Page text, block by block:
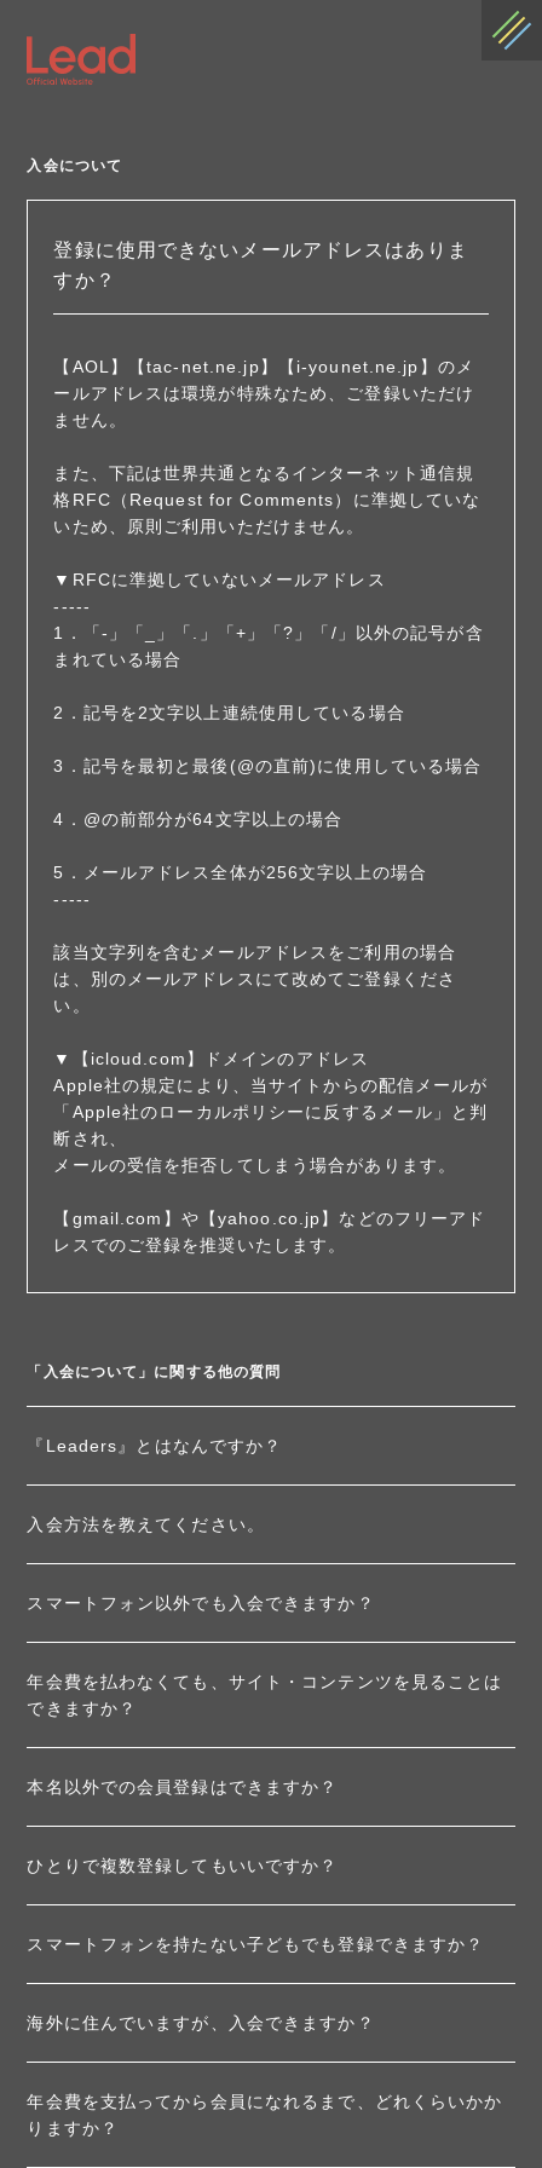
入会について
登録に使用できないメールアドレスはありま
すか？
【AOL】【tac-net.ne.jp】【i-younet.ne.jp】のメ
ールアドレスは環境が特殊なため、ご登録いただけ
ません。
また、下記は世界共通となるインターネット通信規
格RFC（Request for Comments）に準拠していな
いため、原則ご利用いただけません。
▼RFCに準拠していないメールアドレス
-----
1．「-」「_」「.」「+」「?」「/」以外の記号が含
まれている場合
2．記号を2文字以上連続使用している場合
3．記号を最初と最後(@の直前)に使用している場合
4．@の前部分が64文字以上の場合
5．メールアドレス全体が256文字以上の場合
-----
該当文字列を含むメールアドレスをご利用の場合
は、別のメールアドレスにて改めてご登録くださ
い。
▼【icloud.com】ドメインのアドレス
Apple社の規定により、当サイトからの配信メールが
「Apple社のローカルポリシーに反するメール」と判
断され、
メールの受信を拒否してしまう場合があります。
【gmail.com】や【yahoo.co.jp】などのフリーアド
レスでのご登録を推奨いたします。
「入会について」に関する他の質問
『Leaders』とはなんですか？
入会方法を教えてください。
スマートフォン以外でも入会できますか？
年会費を払わなくても、サイト・コンテンツを見ることは
できますか？
本名以外での会員登録はできますか？
ひとりで複数登録してもいいですか？
スマートフォンを持たない子どもでも登録できますか？
海外に住んでいますが、入会できますか？
年会費を支払ってから会員になれるまで、どれくらいかか
りますか？